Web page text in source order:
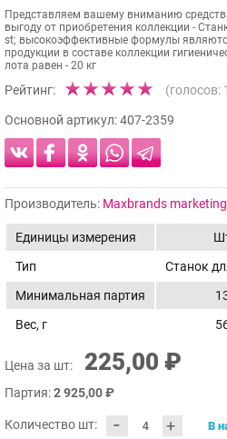
Представляем вашему вниманию
выгоду от приобретения коллекции -
st; высокоэффективные формулы
продукции в составе коллекции
лота равен - 20 кг
Рейтинг: (голосов: 1
Основной артикул:407-2359
Производитель: Maxbrands
Единицы измерения
Тип
Станок
Минимальная партия
Вес, г
Цена за шт: 225,00 ₽
Партия:2 925,00 ₽
Количество шт: - + В